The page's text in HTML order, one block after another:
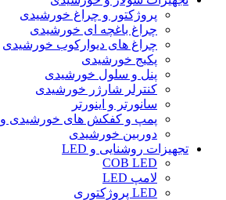
پروژکتور و چراغ خورشیدی
چراغ باغچه ای خورشیدی
چراغ های دیوارکوب خورشیدی
پکیج خورشیدی
پنل و سلول خورشیدی
کنترلر شارژر خورشیدی
سانورتر و اینورتر
پمپ و کفکش های خورشیدی و DC
دوربین خورشیدی
تجهیزات روشنایی و LED
COB LED
لامپ LED
LED پروژکتوری